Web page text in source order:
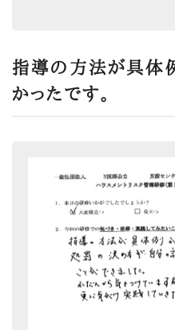
指導の方法が具体
かったです。